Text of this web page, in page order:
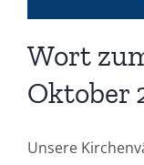
Wort
Oktober
Unsere